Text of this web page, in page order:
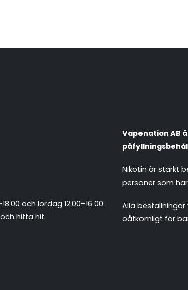
och lördag 12.00–16.00.
hitta hit.
Vapenation AB
Nikotin är starkt
personer som har
Alla
oåtkomligt för